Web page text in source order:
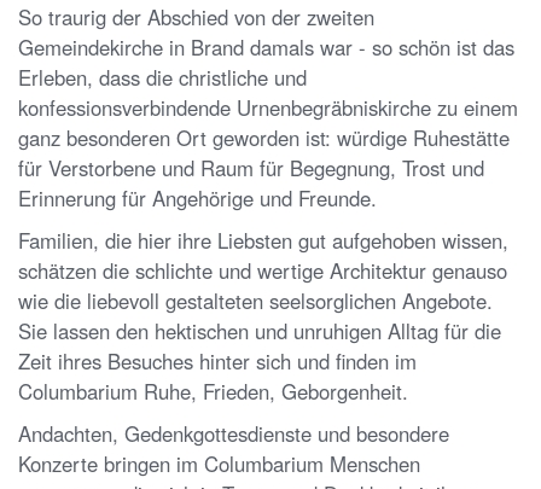
So traurig der Abschied von der zweiten
Gemeindekirche in Brand damals war - so schön ist das
Erleben, dass die christliche und
konfessionsverbindende Urnenbegräbniskirche zu einem
ganz besonderen Ort geworden ist: würdige Ruhestätte
für Verstorbene und Raum für Begegnung, Trost und
Erinnerung für Angehörige und Freunde.
Familien, die hier ihre Liebsten gut aufgehoben wissen,
schätzen die schlichte und wertige Architektur genauso
wie die liebevoll gestalteten seelsorglichen Angebote.
Sie lassen den hektischen und unruhigen Alltag für die
Zeit ihres Besuches hinter sich und finden im
Columbarium Ruhe, Frieden, Geborgenheit.
Andachten, Gedenkgottesdienste und besondere
Konzerte bringen im Columbarium Menschen